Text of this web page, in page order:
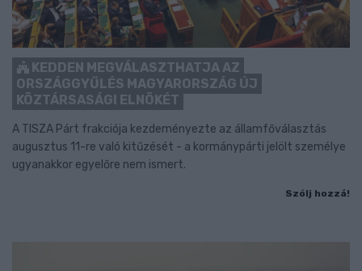
KEDDEN MEGVÁLASZTHATJA AZ
ORSZÁGGYŰLÉS MAGYARORSZÁG ÚJ
KÖZTÁRSASÁGI ELNÖKÉT
A TISZA Párt frakciója kezdeményezte az államfőválasztás
augusztus 11-re való kitűzését - a kormánypárti jelölt személye
ugyanakkor egyelőre nem ismert.
Szólj hozzá!